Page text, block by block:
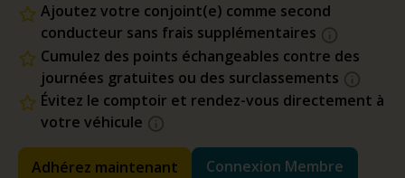
Ajoutez votre conjoint(e) comme second
conducteur sans frais supplémentaires
Cumulez des points échangeables contre des
journées gratuites ou des surclassements
Évitez le comptoir et rendez-vous directement à
votre véhicule
Adhérez maintenant Connexion Membre